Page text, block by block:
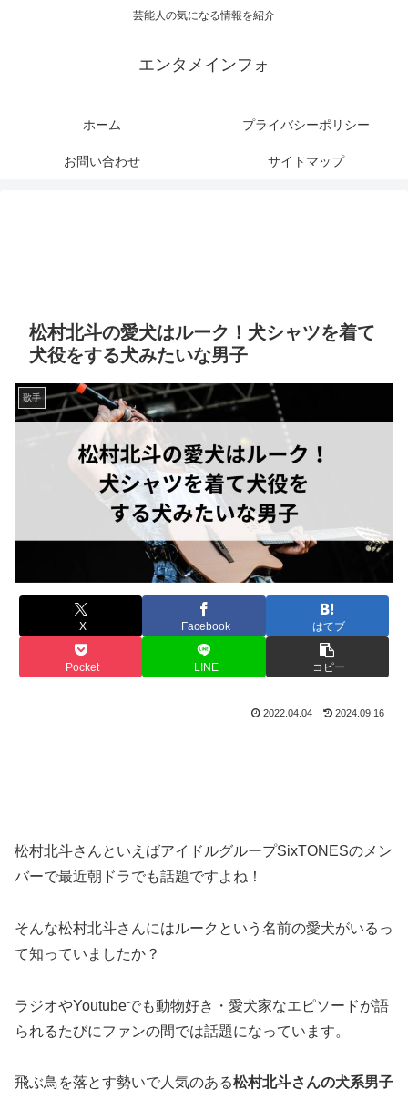
芸能人の気になる情報を紹介
エンタメインフォ
ホーム プライバシーポリシー
お問い合わせ サイトマップ
松村北斗の愛犬はルーク！犬シャツを着て
犬役をする犬みたいな男子
歌手
X Facebook はてブ
Pocket LINE コピー
2022.04.04 2024.09.16
松村北斗さんといえばアイドルグループSixTONESのメン
バーで最近朝ドラでも話題ですよね！
そんな松村北斗さんにはルークという名前の愛犬がいるっ
て知っていましたか？
ラジオやYoutubeでも動物好き・愛犬家なエピソードが語
られるたびにファンの間では話題になっています。
飛ぶ鳥を落とす勢いで人気のある松村北斗さんの犬系男子